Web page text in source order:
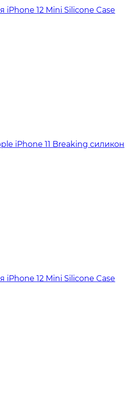
iPhone 12 Mini Silicone Case
iPhone 11 Breaking силикон
iPhone 12 Mini Silicone Case